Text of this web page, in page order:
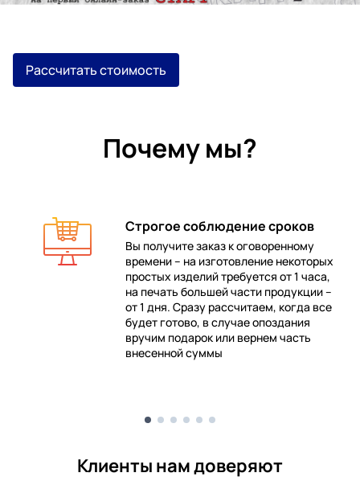
Рассчитать стоимость
Почему мы?
Строгое соблюдение сроков
Вы получите заказ к оговоренному
времени – на изготовление некоторых
простых изделий требуется от 1 часа,
на печать большей части продукции –
от 1 дня. Сразу рассчитаем, когда все
будет готово, в случае опоздания
вручим подарок или вернем часть
внесенной суммы
Клиенты нам доверяют